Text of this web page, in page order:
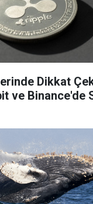
Dikkat
ve Binance'de